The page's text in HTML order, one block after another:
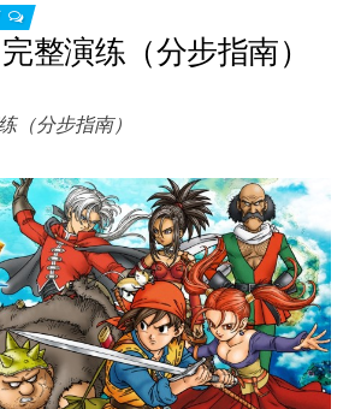
整演练（分步指南）
（分步指南）